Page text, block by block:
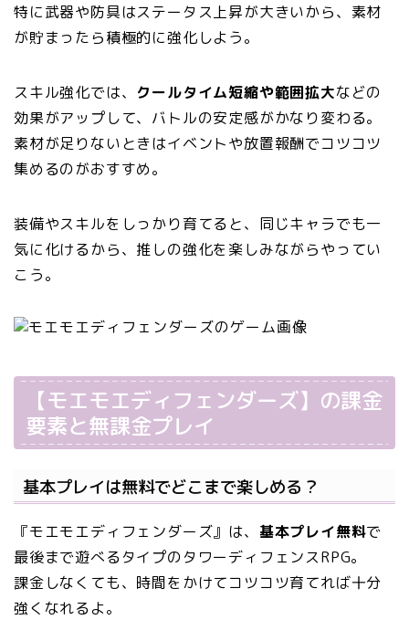
特に武器や防具はステータス上昇が大きいから、素材
が貯まったら積極的に強化しよう。
スキル強化では、 クールタイム短縮や範囲拡大などの
効果がアップして、バトルの安定感がかなり変わる。
素材が足りないときはイベントや放置報酬でコツコツ
集めるのがおすすめ。
装備やスキルをしっかり育てると、同じキャラでも一
気に化けるから、推しの強化を楽しみながらやってい
こう。
【モエモエディフェンダーズ】の課金
要素と無課金プレイ
基本プレイは無料でどこまで楽しめる？
『モエモエディフェンダーズ』は、 基本プレイ無料で
最後まで遊べるタイプのタワーディフェンスRPG。
課金しなくても、時間をかけてコツコツ育てれば十分
強くなれるよ。